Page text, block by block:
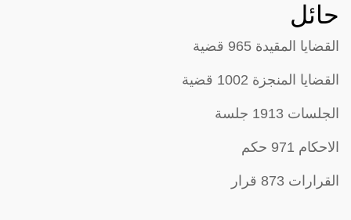
حائل
القضايا المقيدة 965 قضية
القضايا المنجزة 1002 قضية
الجلسات 1913 جلسة
الاحكام 971 حكم
القرارات 873 قرار